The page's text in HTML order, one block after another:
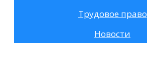
Трудовое право
Новости